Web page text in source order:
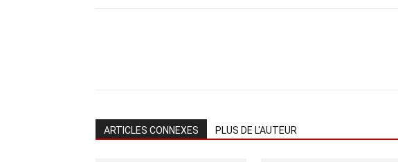
ARTICLES CONNEXES PLUS DE L'AUTEUR